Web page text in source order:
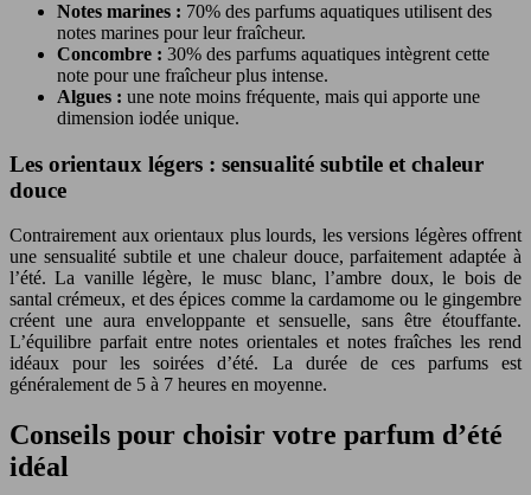
Notes marines : 70% des parfums aquatiques utilisent des
notes marines pour leur fraîcheur.
Concombre : 30% des parfums aquatiques intègrent cette
note pour une fraîcheur plus intense.
Algues : une note moins fréquente, mais qui apporte une
dimension iodée unique.
Les orientaux légers : sensualité subtile et chaleur
douce
Contrairement aux orientaux plus lourds, les versions légères offrent
une sensualité subtile et une chaleur douce, parfaitement adaptée à
l’été. La vanille légère, le musc blanc, l’ambre doux, le bois de
santal crémeux, et des épices comme la cardamome ou le gingembre
créent une aura enveloppante et sensuelle, sans être étouffante.
L’équilibre parfait entre notes orientales et notes fraîches les rend
idéaux pour les soirées d’été. La durée de ces parfums est
généralement de 5 à 7 heures en moyenne.
Conseils pour choisir votre parfum d’été
idéal